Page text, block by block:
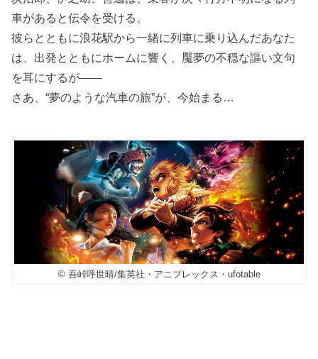
車があると伝令を受ける。
彼らとともに浪花駅から一緒に列車に乗り込んだあなた
は、出発とともにホームに響く、魘夢の不穏な謳い文句
を耳にするが――
さあ、“夢のような汽車の旅”が、今始まる…
© 吾峠呼世晴/集英社・アニプレックス・ufotable